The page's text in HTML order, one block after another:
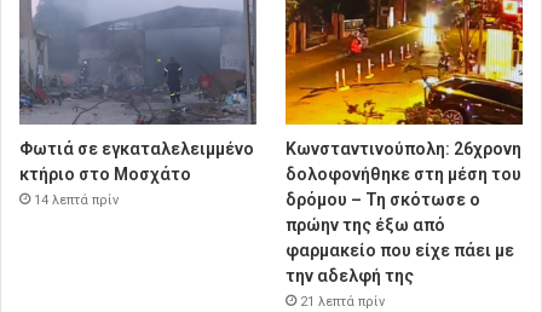
Φωτιά σε εγκαταλελειμμένο
κτήριο στο Μοσχάτο
14 λεπτά πρίν
Κωνσταντινούπολη: 26χρονη
δολοφονήθηκε στη μέση του
δρόμου – Τη σκότωσε ο
πρώην της έξω από
φαρμακείο που είχε πάει με
την αδελφή της
21 λεπτά πρίν